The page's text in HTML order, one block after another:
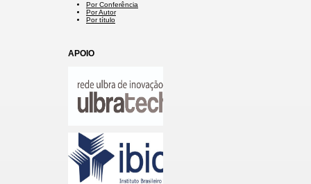
Por Conferência
Por Autor
Por título
APOIO